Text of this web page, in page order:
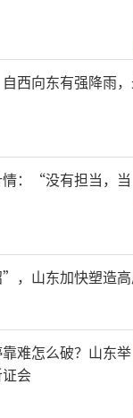
主席刘文伟为珠海市
西向东有强降雨
：“没有担当，当
，山东加快塑造
难怎么破？山东举
会